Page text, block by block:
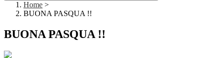
Home >
BUONA PASQUA !!
BUONA PASQUA !!